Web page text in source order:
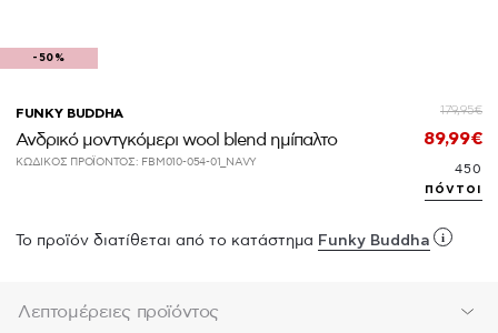
-50%
FUNKY BUDDHA
Ανδρικό μοντγκόμερι wool blend ημίπαλτο
ΚΩΔΙΚΟΣ ΠΡΟΪΟΝΤΟΣ: FBM010-054-01_NAVY
179,95€
89,99€
450
πόντοι
Το προϊόν διατίθεται από το κατάστημα Funky Buddha i
Λεπτομέρειες προϊόντος